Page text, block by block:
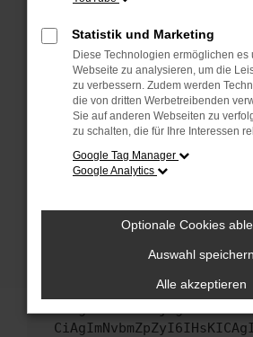
Betriebssystem auf dem
sind.
Veraltete Software birgt nicht
Sicherheitsrisiko, sondern
führen, dass bestimmte
unterstützt werden.
Wende dich an den
hast, kontaktiere uns bitte.
versuchen, das Problem zu
uns diesen Text schicken, um
Fehlersuche zu unterstützen:
Statistik und Marketing
Diese Technologien ermöglichen es
Webseite zu analysieren, um die
zu verbessern. Zudem werden
die von dritten Werbetreibenden
Sie auf anderen Webseiten zu
zu schalten, die für Ihre Interessen
Google Tag Manager
Google Analytics
Optionale Cookies
Auswahl speichern
Alle akzeptieren